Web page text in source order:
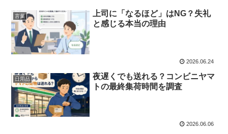
言葉
上司に「なるほど」はNG？失礼
と感じる本当の理由
2026.06.24
日用品
夜遅くでも送れる？コンビニヤマ
トの最終集荷時間を調査
2026.06.06